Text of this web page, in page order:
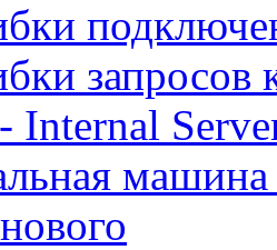
запросов
Internal